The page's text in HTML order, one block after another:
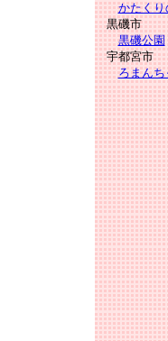
かたくり
黒磯市
黒磯公園
宇都宮市
ろまんち